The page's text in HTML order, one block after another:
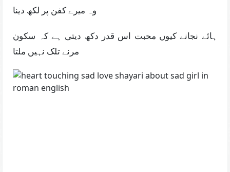
وہ میرے کفن پر لکھ دینا
ہائے نجانے کیوں محبت اس قدر دکھ دیتی ہے کہ سکون
مرنے تلک نہیں ملتا